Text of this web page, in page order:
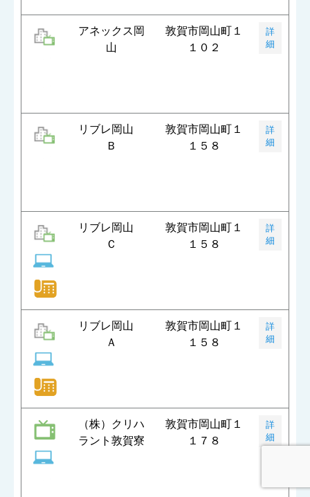
アネックス岡
山
敦賀市岡山町１
１０２
詳
細
リブレ岡山
Ｂ
敦賀市岡山町１
１５８
詳
細
リブレ岡山
Ｃ
敦賀市岡山町１
１５８
詳
細
リブレ岡山
Ａ
敦賀市岡山町１
１５８
詳
細
（株）クリハ
ラント敦賀寮
敦賀市岡山町１
１７８
詳
細